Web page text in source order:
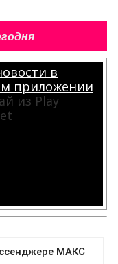
в
приложении
из Play